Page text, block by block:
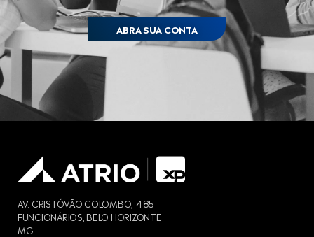
ABRA SUA CONTA
AV. CRISTÓVÃO COLOMBO, 485
FUNCIONÁRIOS, BELO HORIZONTE
MG